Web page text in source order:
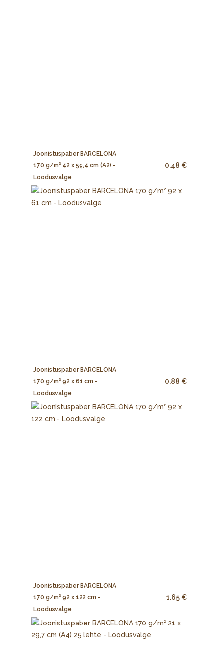
Joonistuspaber BARCELONA
170 g/m² 42 x 59,4 cm (A2) -
Loodusvalge
0.48 €
Joonistuspaber BARCELONA
170 g/m² 92 x 61 cm -
Loodusvalge
0.88 €
Joonistuspaber BARCELONA
170 g/m² 92 x 122 cm -
Loodusvalge
1.65 €